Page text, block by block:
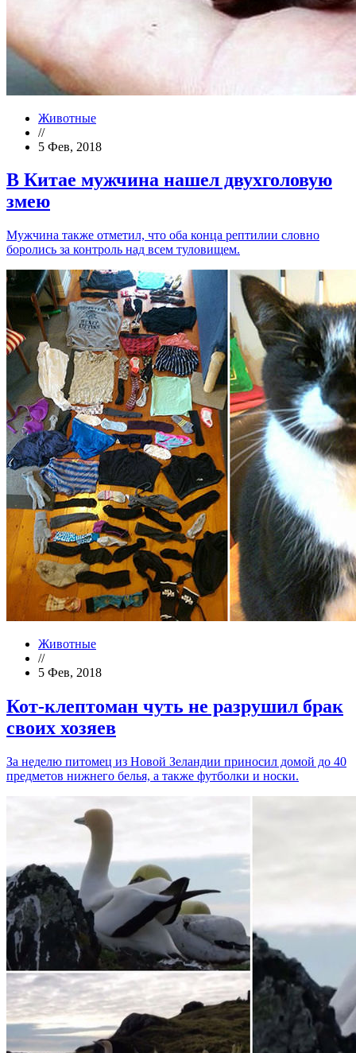
Животные
//
5 Фев, 2018
В Китае мужчина нашел двухголовую
змею
Мужчина также отметил, что оба конца рептилии словно
боролись за контроль над всем туловищем.
Животные
//
5 Фев, 2018
Кот-клептоман чуть не разрушил брак
своих хозяев
За неделю питомец из Новой Зеландии приносил домой до 40
предметов нижнего белья, а также футболки и носки.